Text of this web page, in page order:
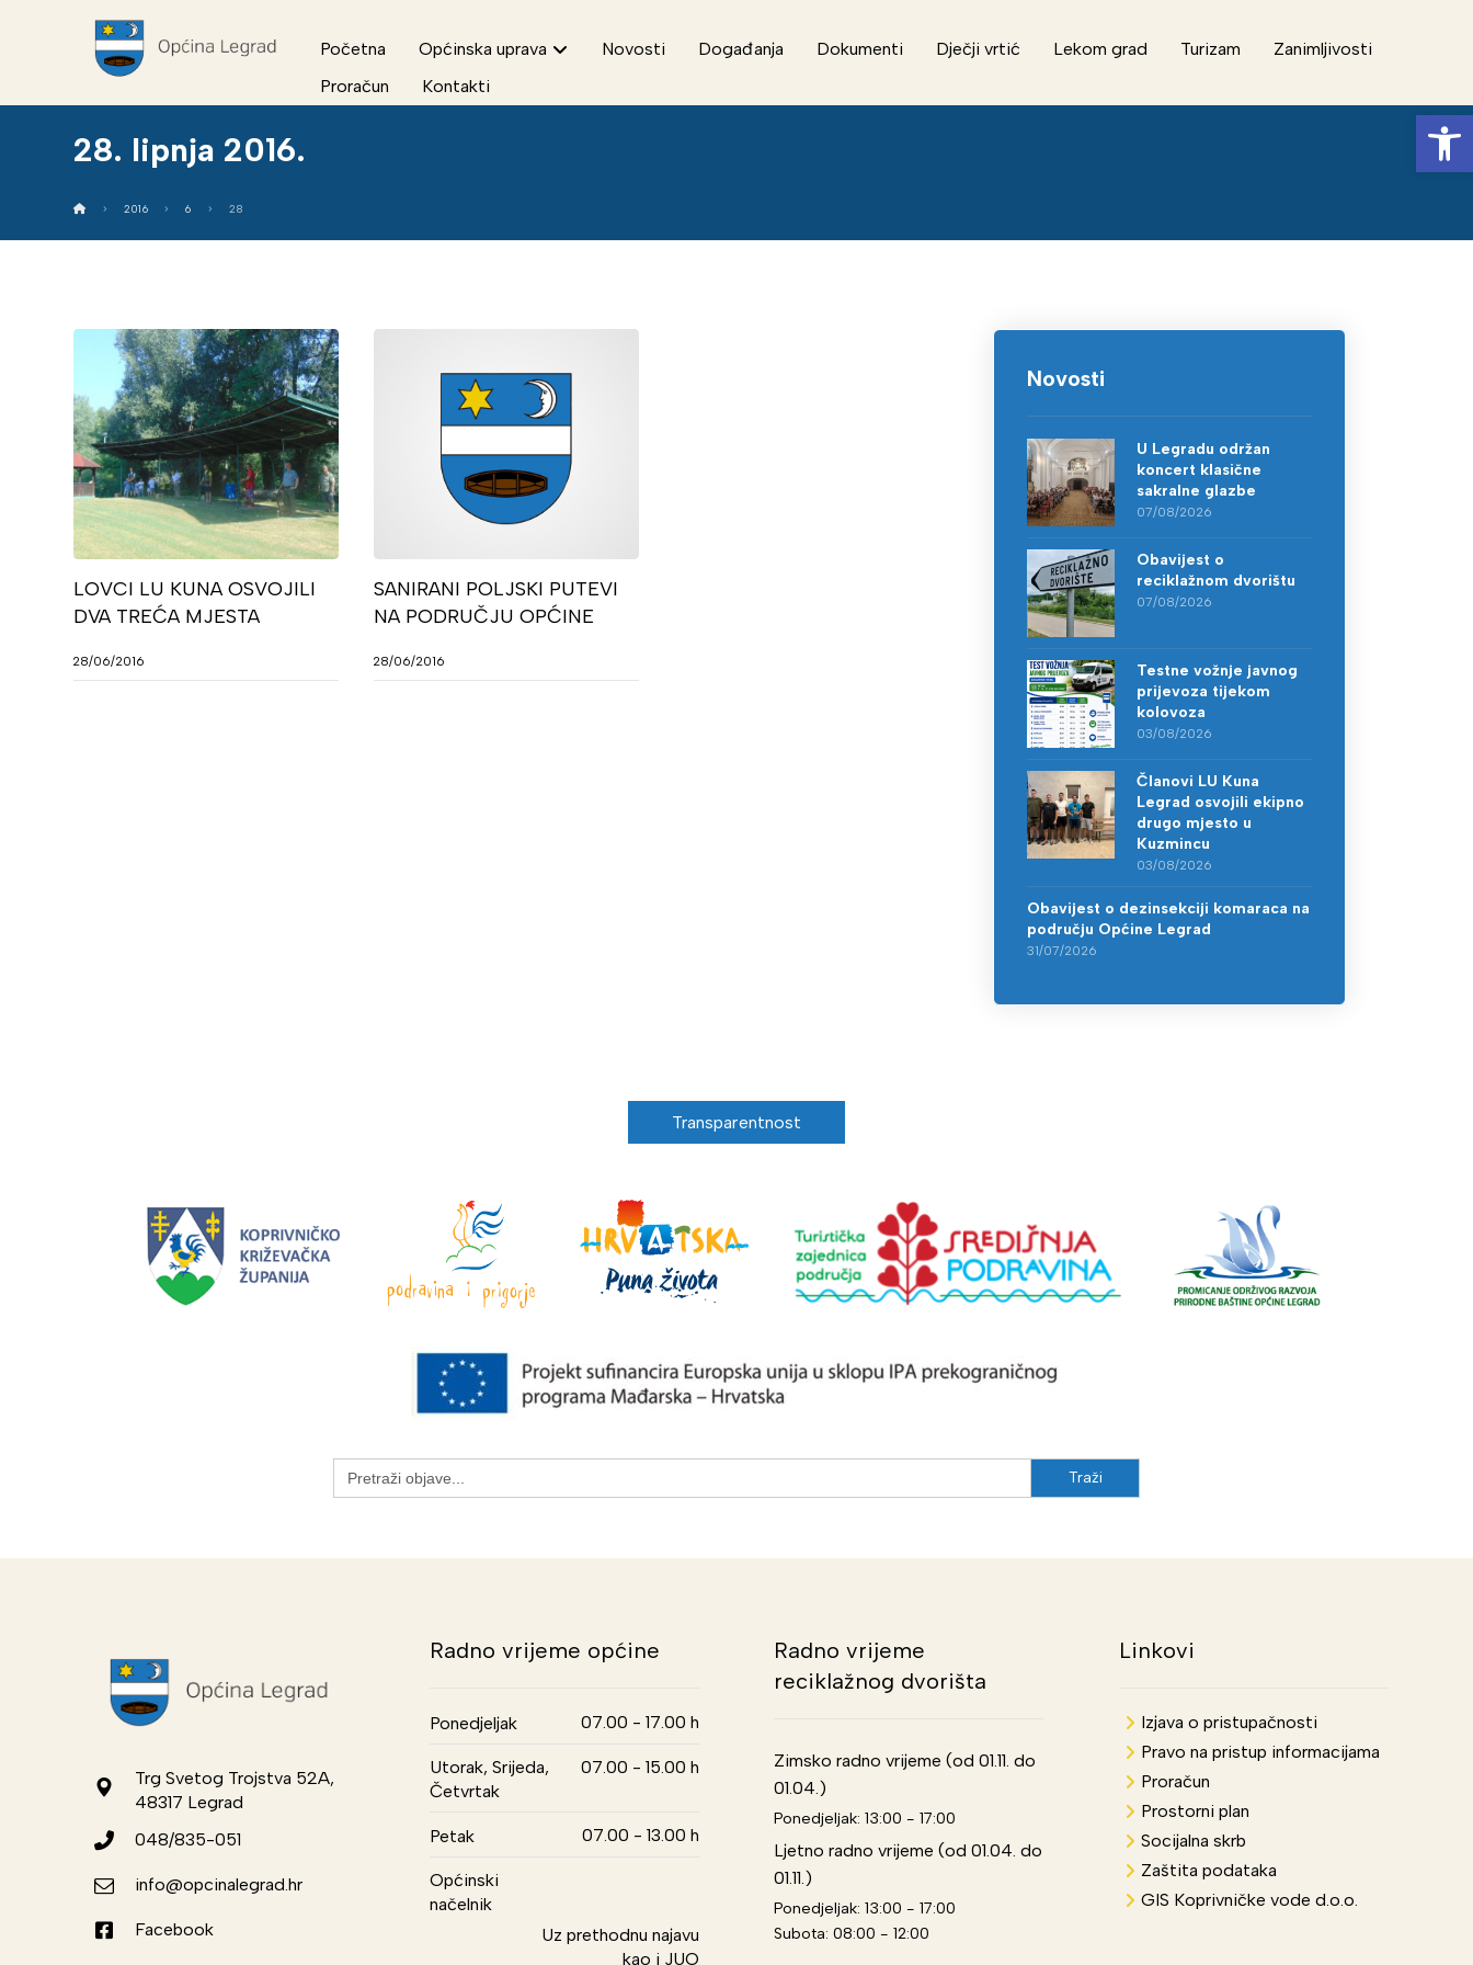
Početna Općinska uprava Novosti Događanja Dokumenti Dječji vrtić Lekom grad Turizam
Zanimljivosti
Proračun
Kontakti
28. lipnja 2016.
2016 6 28
LOVCI LU KUNA OSVOJILI
DVA TREĆA MJESTA
28/06/2016
SANIRANI POLJSKI PUTEVI
NA PODRUČJU OPĆINE
28/06/2016
Novosti
U Legradu održan
koncert klasične
sakralne glazbe
07/08/2026
Obavijest o
reciklažnom dvorištu
07/08/2026
Testne vožnje javnog
prijevoza tijekom
kolovoza
03/08/2026
Članovi LU Kuna
Legrad osvojili ekipno
drugo mjesto u
Kuzmincu
03/08/2026
Obavijest o dezinsekciji komaraca na
području Općine Legrad
31/07/2026
Transparentnost
Search
for:
Trg Svetog Trojstva 52A,
48317 Legrad
048/835-051
info@opcinalegrad.hr
Facebook
Radno vrijeme općine
Ponedjeljak 07.00 - 17.00 h
Utorak, Srijeda,
Četvrtak
07.00 - 15.00 h
Petak 07.00 - 13.00 h
Općinski
načelnik
Uz prethodnu najavu
kao i JUO
Radno vrijeme
reciklažnog dvorišta
Zimsko radno vrijeme (od 01.11. do
01.04.)
Ponedjeljak: 13:00 - 17:00
Ljetno radno vrijeme (od 01.04. do
01.11.)
Ponedjeljak: 13:00 - 17:00
Subota: 08:00 - 12:00
Linkovi
Izjava o pristupačnosti
Pravo na pristup informacijama
Proračun
Prostorni plan
Socijalna skrb
Zaštita podataka
GIS Koprivničke vode d.o.o.